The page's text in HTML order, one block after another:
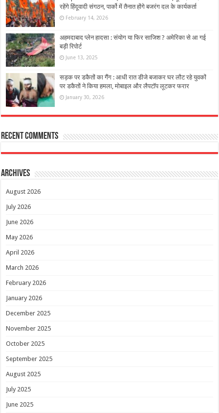
रहेंगे हिंदूवादी संगठन, पार्को में तैनात होंगे बजरंग दल के कार्यकर्ता
February 14, 2026
अहमदाबाद प्लेन हादसा : संयोग या फिर साजिश ? अमेरिका से आ गई
बड़ी रिपोर्ट
June 13, 2025
सड़क पर डकैतों का गैंग : आधी रात डीजे बजाकर घर लौट रहे युवकों
पर डकैतों ने किया हमला, मोबाइल और लैपटॉप लूटकर फरार
January 30, 2026
Recent Comments
Archives
August 2026
July 2026
June 2026
May 2026
April 2026
March 2026
February 2026
January 2026
December 2025
November 2025
October 2025
September 2025
August 2025
July 2025
June 2025